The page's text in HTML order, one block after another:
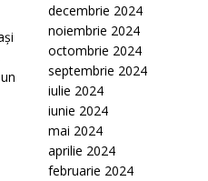
decembrie 2024
noiembrie 2024
octombrie 2024
septembrie 2024
iulie 2024
iunie 2024
mai 2024
aprilie 2024
februarie 2024